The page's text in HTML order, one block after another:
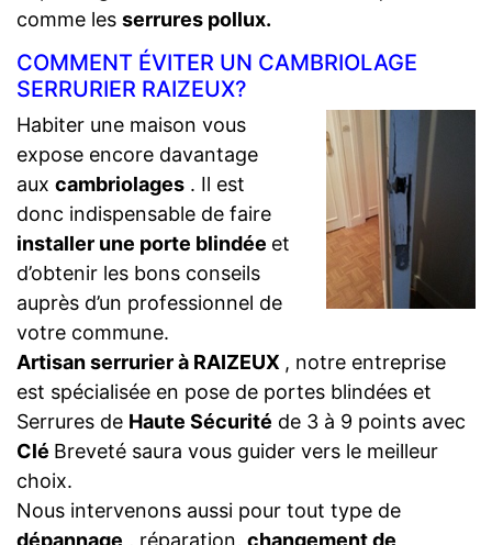
comme les serrures pollux.
COMMENT ÉVITER UN CAMBRIOLAGE
SERRURIER RAIZEUX?
Habiter une maison vous
expose encore davantage
aux cambriolages . Il est
donc indispensable de faire
installer une porte blindée et
d’obtenir les bons conseils
auprès d’un professionnel de
votre commune.
Artisan serrurier à RAIZEUX , notre entreprise
est spécialisée en pose de portes blindées et
Serrures de Haute Sécurité de 3 à 9 points avec
Clé Breveté saura vous guider vers le meilleur
choix.
Nous intervenons aussi pour tout type de
dépannage , réparation, changement de